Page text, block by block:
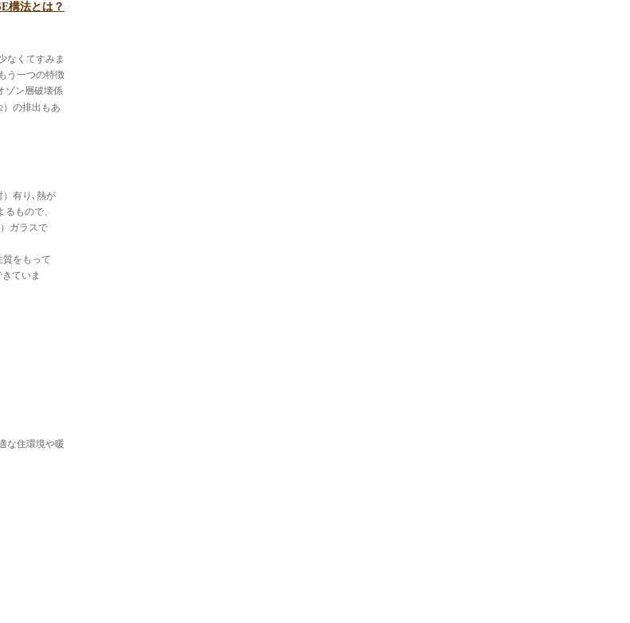
構法とは？
なくてすみま
う一つの特徴
ゾン層破壊係
2）の排出もあ
）有り､熱が
もので、
ガラスで
をもって
ていま
な住環境や暖